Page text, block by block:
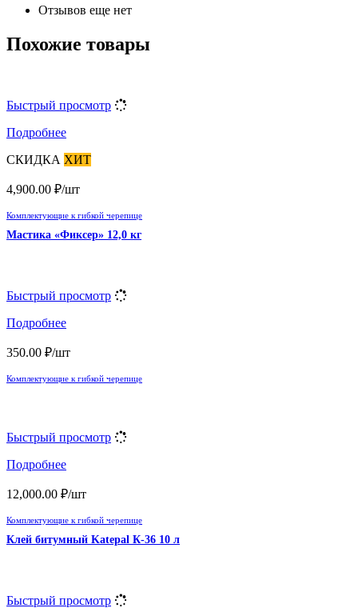
Отзывов еще нет
Похожие товары
Быстрый просмотр
Подробнее
СКИДКА ХИТ
4,900.00 ₽/шт
Комплектующие к гибкой черепице
Мастика «Фиксер» 12,0 кг
Быстрый просмотр
Подробнее
350.00 ₽/шт
Комплектующие к гибкой черепице
Быстрый просмотр
Подробнее
12,000.00 ₽/шт
Комплектующие к гибкой черепице
Клей битумный Katepal К-36 10 л
Быстрый просмотр